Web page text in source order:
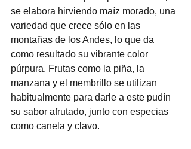
se elabora hirviendo maíz morado, una
variedad que crece sólo en las
montañas de los Andes, lo que da
como resultado su vibrante color
púrpura. Frutas como la piña, la
manzana y el membrillo se utilizan
habitualmente para darle a este pudín
su sabor afrutado, junto con especias
como canela y clavo.